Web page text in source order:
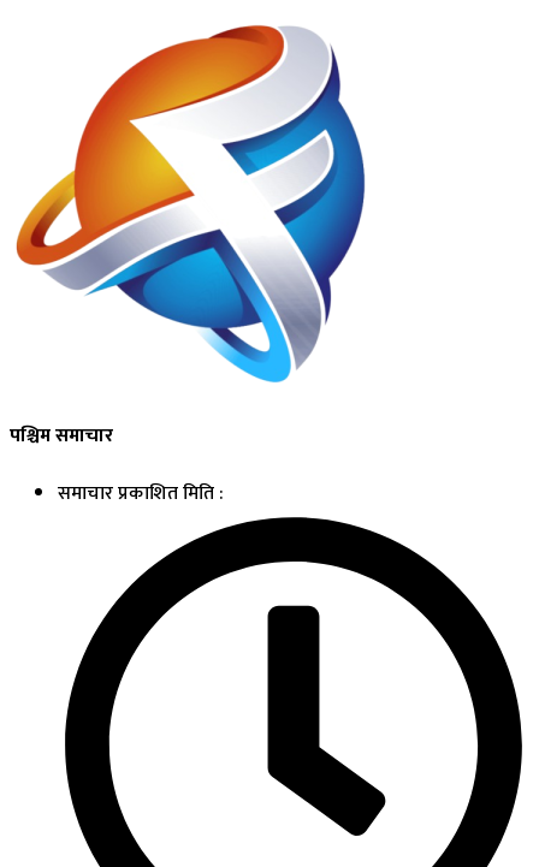
पश्चिम समाचार
समाचार प्रकाशित मिति :